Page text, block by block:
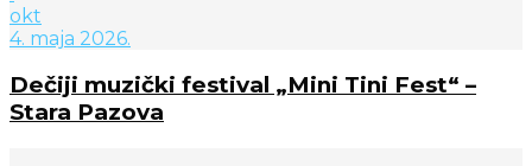
okt
4. maja 2026.
Dečiji muzički festival „Mini Tini Fest“ –
Stara Pazova